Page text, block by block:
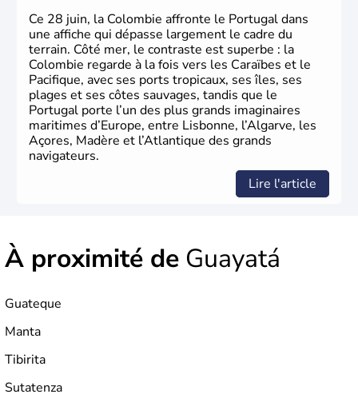
Ce 28 juin, la Colombie affronte le Portugal dans
une affiche qui dépasse largement le cadre du
terrain. Côté mer, le contraste est superbe : la
Colombie regarde à la fois vers les Caraïbes et le
Pacifique, avec ses ports tropicaux, ses îles, ses
plages et ses côtes sauvages, tandis que le
Portugal porte l’un des plus grands imaginaires
maritimes d’Europe, entre Lisbonne, l’Algarve, les
Açores, Madère et l’Atlantique des grands
navigateurs.
Lire l'article
À proximité de Guayatá
Guateque
Manta
Tibirita
Sutatenza